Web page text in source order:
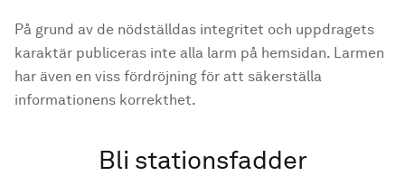
På grund av de nödställdas integritet och uppdragets
karaktär publiceras inte alla larm på hemsidan. Larmen
har även en viss fördröjning för att säkerställa
informationens korrekthet.
Bli stationsfadder